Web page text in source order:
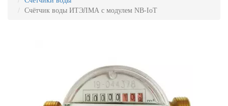
Счётчик воды ИТЭЛМА с модулем NB-IoT